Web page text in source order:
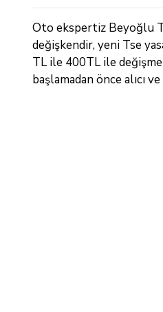
Oto ekspertiz Beyoğlu
değişkendir, yeni Tse
TL ile 400TL ile
başlamadan önce alıcı